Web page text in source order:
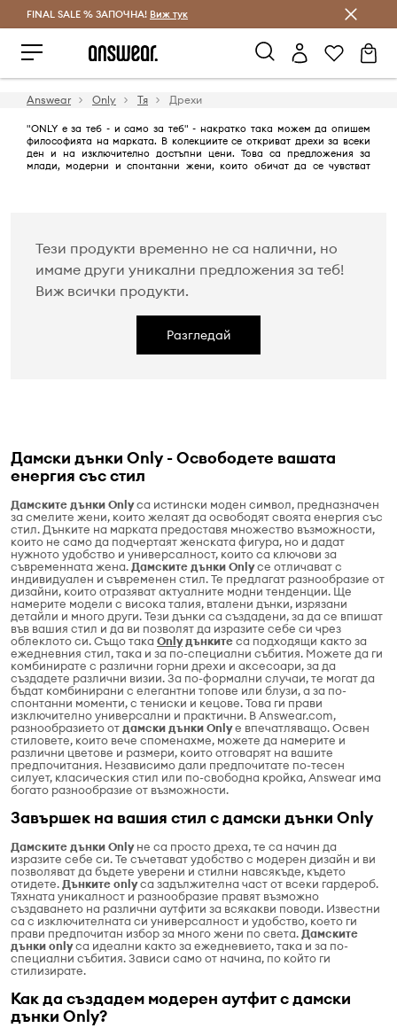
Спестявай с Answear Club
FINAL SALE % ЗАПОЧНА! Виж тук
Answear Only Тя Дрехи
"ONLY е за теб - и само за теб" - накратко така можем да опишем
философията на марката. В колекциите се откриват дрехи за всеки
ден и на изключително достъпни цени. Това са предложения за
млади, модерни и спонтанни жени, които обичат да се чувстват
Тези продукти временно не са налични, но
имаме други уникални предложения за теб!
Виж всички продукти.
Разгледай
Дамски дънки Only - Освободете вашата
енергия със стил
Дамските дънки Onlyса истински моден символ, предназначен
за смелите жени, които желаят да освободят своята енергия със
стил. Дънките на марката предоставя множество възможности,
които не само да подчертаят женската фигура, но и дадат
нужното удобство и универсалност, които са ключови за
съвременната жена. Дамските дънки Onlyсе отличават с
индивидуален и съвременен стил. Те предлагат разнообразие от
дизайни, които отразяват актуалните модни тенденции. Ще
намерите модели с висока талия, вталени дънки, изрязани
детайли и много други. Тези дънки са създадени, за да се впишат
във вашия стил и да ви позволят да изразите себе си чрез
облеклото си. Също такаOnlyдънкитеса подходящи както за
ежедневния стил, така и за по-специални събития. Можете да ги
комбинирате с различни горни дрехи и аксесоари, за да
създадете различни визии. За по-формални случаи, те могат да
бъдат комбинирани с елегантни топове или блузи, а за по-
спонтанни моменти, с тениски и кецове. Това ги прави
изключително универсални и практични. В Answear.com,
разнообразието от дамски дънки Onlyе впечатляващо. Освен
стиловете, които вече споменахме, можете да намерите и
различни цветове и размери, които отговарят на вашите
предпочитания. Независимо дали предпочитате по-тесен
силует, класическия стил или по-свободна кройка, Answear има
богато разнообразие от възможности.
Завършек на вашия стил с дамски дънки Only
Дамските дънки Onlyне са просто дреха, те са начин да
изразите себе си. Те съчетават удобство с модерен дизайн и ви
позволяват да бъдете уверени и стилни навсякъде, където
отидете. Дънките onlyса задължителна част от всеки гардероб.
Тяхната уникалност и разнообразие правят възможно
създаването на различни аутфити за всякакви поводи. Известни
са с изключителната си универсалност и удобство, което ги
прави предпочитан избор за много жени по света. Дамските
дънки onlyса идеални както за ежедневието, така и за по-
специални събития. Зависи само от начина, по който ги
стилизирате.
Как да създадем модерен аутфит с дамски
дънки Only?